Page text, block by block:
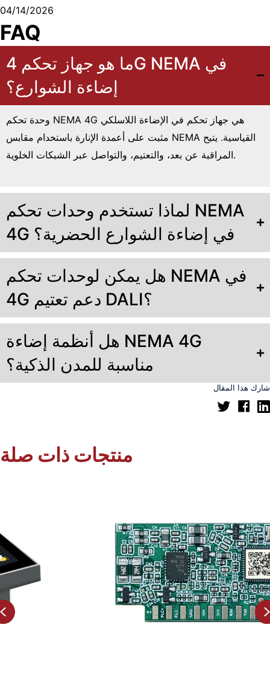
04/14/2026
FAQ
ما هو جهاز تحكم 4G NEMA في
إضاءة الشوارع؟
وحدة تحكم NEMA 4G هي جهاز تحكم في الإضاءة اللاسلكي
مثبت على أعمدة الإنارة باستخدام مقابس NEMA القياسية. يتيح
المراقبة عن بعد، والتعتيم، والتواصل عبر الشبكات الخلوية.
لماذا تستخدم وحدات تحكم NEMA
4G في إضاءة الشوارع الحضرية؟
هل يمكن لوحدات تحكم NEMA في
4G دعم تعتيم DALI؟
هل أنظمة إضاءة NEMA 4G
مناسبة للمدن الذكية؟
شارك هذا المقال
منتجات ذات صلة
Previous